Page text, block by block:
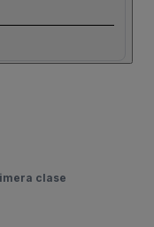
clase